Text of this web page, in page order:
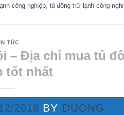
công nghiệp tủ đông trữ lạnh công
TỨC
– Địa chỉ mua tủ
tốt nhất
2018 BY DUONG